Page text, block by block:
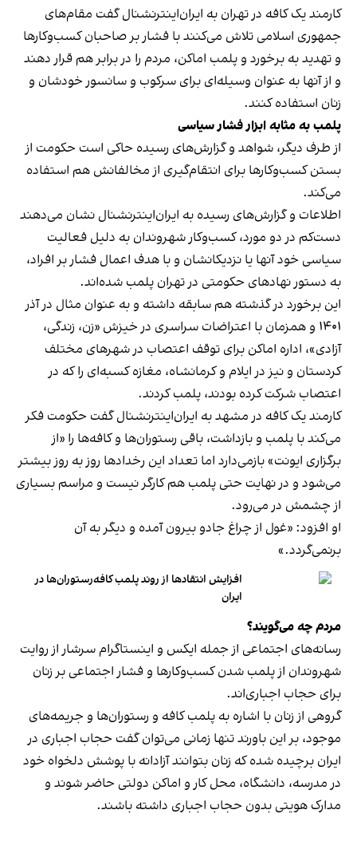
کارمند یک کافه در تهران به ایران‌اینترنشنال گفت مقام‌های
جمهوری اسلامی تلاش می‌کنند با فشار بر صاحبان کسب‌وکارها
و تهدید به برخورد و پلمب اماکن، مردم را در برابر هم قرار دهند
و از آنها به عنوان وسیله‌ای برای سرکوب و سانسور خودشان و
زنان استفاده کنند.
پلمب به مثابه ابزار فشار سیاسی
از طرف دیگر، شواهد و گزارش‌های رسیده حاکی است حکومت از
بستن کسب‌وکارها برای انتقام‌گیری از مخالفانش هم استفاده
می‌کند.
اطلاعات و گزارش‌های رسیده به ایران‌اینترنشنال نشان می‌دهند
دست‌کم در دو مورد، کسب‌وکار شهروندان به دلیل فعالیت
سیاسی خود آنها یا نزدیکانشان و با هدف اعمال فشار بر افراد،
به دستور نهادهای حکومتی در تهران پلمب شده‌اند.
این برخورد در گذشته هم سابقه داشته و به عنوان مثال در آذر
۱۴۰۱ و همزمان با اعتراضات سراسری در خیزش «زن، زندگی،
آزادی»، اداره اماکن برای توقف اعتصاب در شهرهای مختلف
کردستان و نیز در ایلام و کرمانشاه، مغازه کسبه‌ای را که در
اعتصاب شرکت کرده بودند، پلمب کردند.
کارمند یک کافه در مشهد به ایران‌اینترنشنال گفت حکومت فکر
می‌کند با پلمب و بازداشت، باقی رستوران‌ها و کافه‌ها را «از
برگزاری ایونت» بازمی‌دارد اما تعداد این رخدادها روز به روز بیشتر
می‌شود و در نهایت حتی پلمب هم کارگر نیست و مراسم بسیاری
از چشمش در می‌رود.
او افزود: «غول از چراغ جادو بیرون آمده و دیگر به آن
برنمی‎‌گردد.»
افزایش انتقادها از روند پلمب کافه‌رستوران‌ها در
ایران
مردم چه می‌گویند؟
رسانه‎‌های اجتماعی از جمله ایکس و اینستاگرام سرشار از روایت
شهروندان از پلمب شدن کسب‌وکارها و فشار اجتماعی بر زنان
برای حجاب اجباری‌اند.
گروهی از زنان با اشاره به پلمب کافه و رستوران‌ها و جریمه‌های
موجود، بر این باورند تنها زمانی می‌توان گفت حجاب اجباری در
ایران برچیده شده که زنان بتوانند آزادانه با پوشش دلخواه خود
در مدرسه، دانشگاه، محل کار و اماکن دولتی حاضر شوند و
مدارک هویتی بدون حجاب اجباری داشته باشند.